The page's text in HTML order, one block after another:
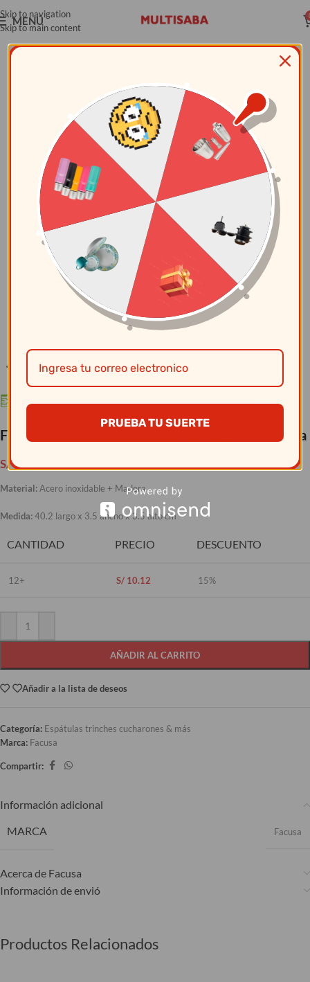
Skip to navigation
Skip to main content
MENÚ
Facusa – Trinche Acero M/Mad. P/Parrila Eh-2Upa
S/11.90
Material:Acero inoxidable + Madera
Medida:40.2 largo x 3.5 ancho x 3.5 alto cm
CANTIDAD PRECIO DESCUENTO
12+ S/ 10.12 15%
AÑADIR AL CARRITO
Añadir a la lista de deseos
Categoría: Espátulas trinches cucharones & más
Marca: Facusa
Compartir:
Información adicional
MARCA
Facusa
Acerca de Facusa
Información de envió
Productos Relacionados
PRUEBA TU SUERTE